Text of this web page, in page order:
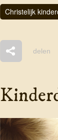
Christelijk
delen